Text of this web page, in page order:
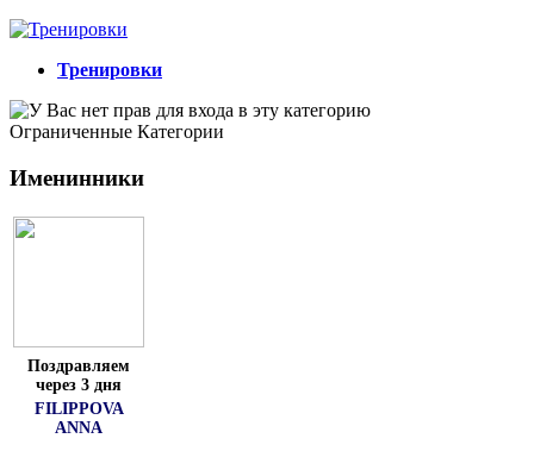
Тренировки
Ограниченные Категории
Именинники
Поздравляем
через 3 дня
FILIPPOVA
ANNA